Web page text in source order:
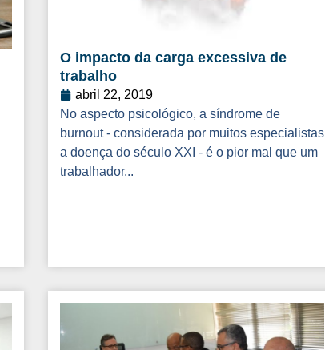
O impacto da carga excessiva de
trabalho
abril 22, 2019
No aspecto psicológico, a síndrome de
burnout - considerada por muitos especialistas
a doença do século XXI - é o pior mal que um
trabalhador...